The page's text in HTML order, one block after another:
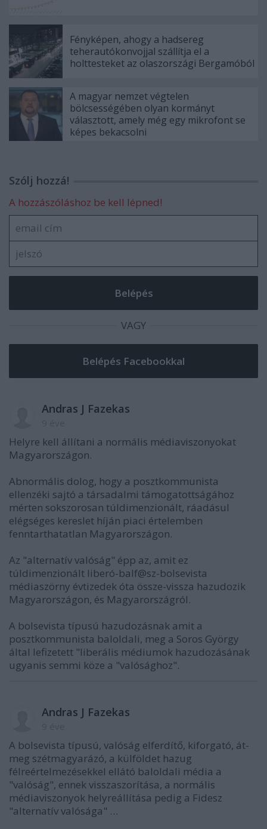
Fényképen, ahogy a hadsereg
teherautókonvojjal szállítja el a
holttesteket az olaszországi Bergamóból
A magyar nemzet végtelen
bölcsességében olyan kormányt
választott, amely még egy mikrofont se
képes bekacsolni
Szólj hozzá!
A hozzászóláshoz be kell lépned!
VAGY
Andras J Fazekas
Helyre kell állítani a normális médiaviszonyokat
Magyarországon.
Abnormális dolog, hogy a posztkommunista
ellenzéki sajtó a társadalmi támogatottságához
mérten sokszorosan túldimenzionált, ráadásul
elégséges kereslet híján piaci értelemben
fenntarthatatlan Magyarországon.
Az "alternatív valóság" épp az, amit ez
túldimenzionált liberó-balf@sz-bolsevista
médiaszörny évtizedek óta össze-vissza hazudozik
Magyarországon, és Magyarországról.
A bolsevista típusú hazudozásnak amit a
posztkommunista baloldali, meg a Soros György
által lefizetett "liberális médiumok hazudozásának
ugyanis semmi köze a "valósághoz".
Andras J Fazekas
A bolsevista típusú, valóság elferdítő, kiforgató, át-
meg szétmagyarázó, a külföldet hazug
félreértelmezésekkel ellátó baloldali média a
"valóság", ennek visszaszorítása, a normális
médiaviszonyok helyreállítása pedig a Fidesz
"alternatív valósága" …